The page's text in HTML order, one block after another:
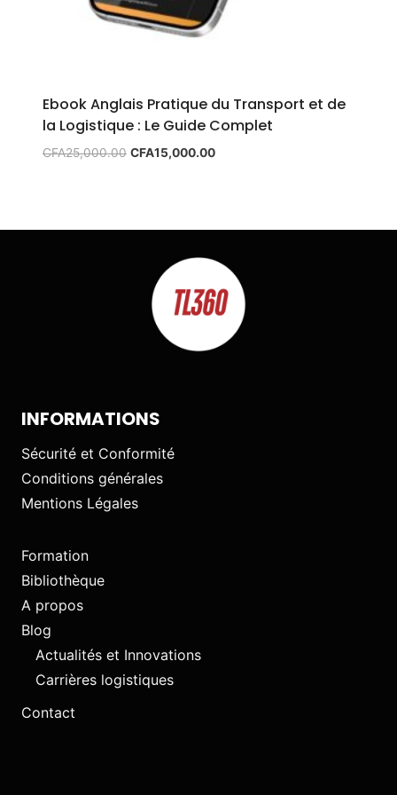
Ebook Anglais Pratique du Transport et de
la Logistique : Le Guide Complet
CFA25,000.00 Le
CFA25,000.00.
CFA15,000.00Le
CFA15,000.00.
INFORMATIONS
Sécurité et Conformité
Conditions générales
Mentions Légales
Formation
Bibliothèque
A propos
Blog
Actualités et Innovations
Carrières logistiques
Contact